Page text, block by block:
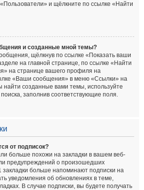
и щёлкните по ссылке «Найти
и созданные мной темы?
щёлкнув по ссылке «Показать ваши
на главной странице, по ссылке «Найти
на странице вашего профиля на
«Ваши сообщения» в меню «Ссылки» на
найти созданные вами темы, используйте
заполнив соответствующие поля.
от подписок?
больше похожи на закладки в вашем веб-
предупреждений о произошедших
закладки больше напоминают подписки на
уведомления об обновлениях в теме,
В случае подписки, вы будете получать